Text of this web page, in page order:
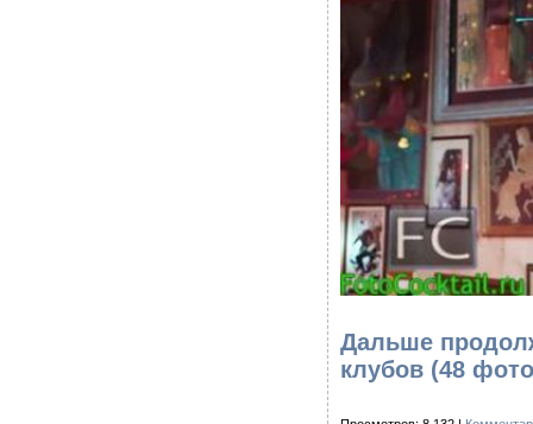
Дальше
клубов (48